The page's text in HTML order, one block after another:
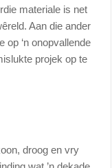
materiale is net
Aan die ander
‘n onopvallende
projek op te
droog en vry